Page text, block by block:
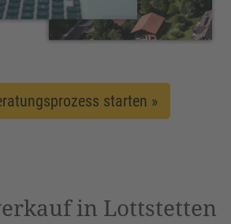
starten »
in Lottstetten